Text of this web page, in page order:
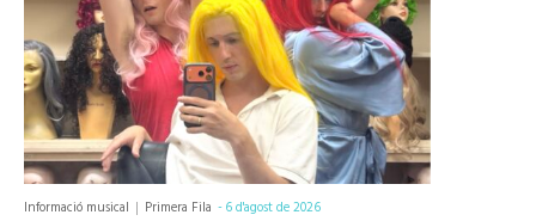
Informació musical Primera Fila -6 d'agost de 2026